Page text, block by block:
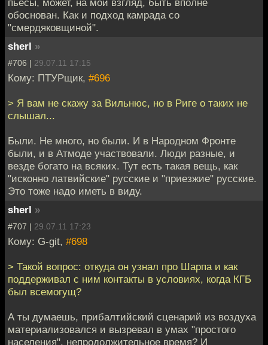
обоснован. Как и подход камрада со
"смердяковщиной".
sherl »
#706 | 29.07.11 17:15
Кому: ПТУРщик, #696
> Я вам не скажу за Вильнюс, но в Риге о таких не
слышал...
Были. Не много, но были. И в Народном Фронте
были, и в Атмоде участвовали. Люди разные, и
везде богато на всяких. Тут есть такая вещь, как
"исконно латвийские" русские и "приезжие" русские.
Это тоже надо иметь в виду.
sherl »
#707 | 29.07.11 17:23
Кому: G-git, #698
> Такой вопрос: откуда он узнал про Шарпа и как
поддерживал с ним контакты в условиях, когда КГБ
был всемогущ?
А ты думаешь, прибалтийский сценарий из воздуха
материализовался и вызревал в умах "простого
населения", непродолжительное время? И